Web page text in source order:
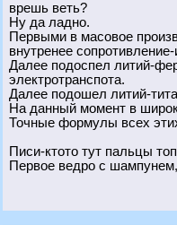
врешь веть?
Ну да ладно.
Первыми в масовое
внутренее
Далее подоспел литий-
электротранспота.
Далее подошел литий-
На данный момент в
Точные формулы всех
Писи-ктото тут пальцы
Первое ведро с